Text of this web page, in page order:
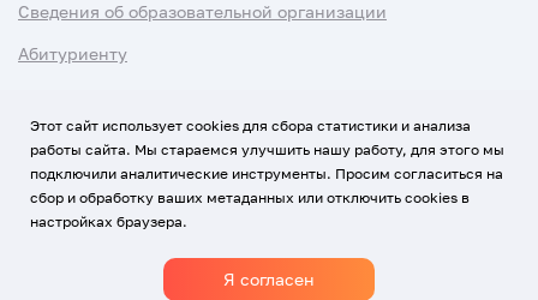
Сведения об образовательной организации
Абитуриенту
Использование Cookies
Политика обработки персональных данных
© Все права защищены
Этот сайт использует cookies для сбора статистики и анализа
работы сайта. Мы стараемся улучшить нашу работу, для этого мы
подключили аналитические инструменты. Просим согласиться на
сбор и обработку ваших метаданных или отключить cookies в
настройках браузера.
Я согласен